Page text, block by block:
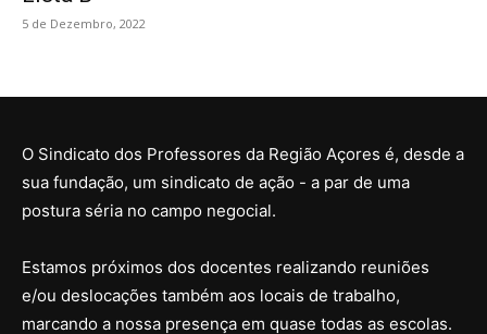
5 de Dezembro, 2022
O Sindicato dos Professores da Região Açores é, desde a
sua fundação, um sindicato de ação - a par de uma
postura séria no campo negocial.
Estamos próximos dos docentes realizando reuniões
e/ou deslocações também aos locais de trabalho,
marcando a nossa presença em quase todas as escolas.